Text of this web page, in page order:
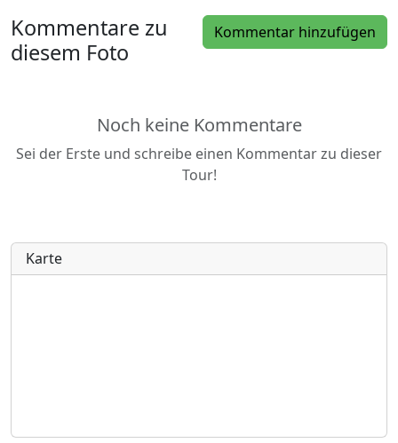
Kommentar hinzufügen
Kommentare zu
diesem Foto
Noch keine Kommentare
Sei der Erste und schreibe einen Kommentar zu dieser
Tour!
Karte